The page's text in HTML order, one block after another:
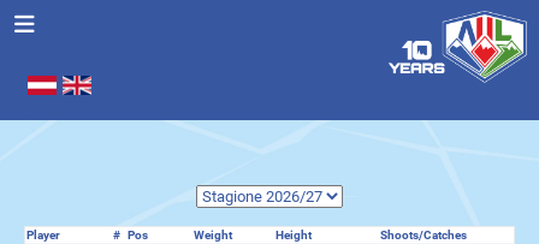
Seleziona la tua lingua
Player # Pos Weight Height
Shoots/Catches